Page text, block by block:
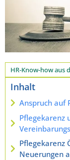
HR-Know-how aus
Inhalt
Anspruch auf
Pflegekarenz
Pflegekarenz
Neuerungen